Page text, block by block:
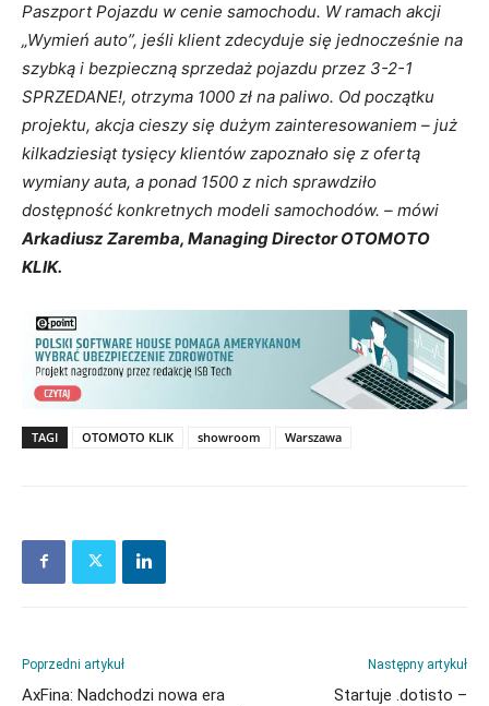
Paszport Pojazdu w cenie samochodu. W ramach akcji
„Wymień auto”, jeśli klient zdecyduje się jednocześnie na
szybką i bezpieczną sprzedaż pojazdu przez 3-2-1
SPRZEDANE!, otrzyma 1000 zł na paliwo. Od początku
projektu, akcja cieszy się dużym zainteresowaniem – już
kilkadziesiąt tysięcy klientów zapoznało się z ofertą
wymiany auta, a ponad 1500 z nich sprawdziło
dostępność konkretnych modeli samochodów. – mówi
Arkadiusz Zaremba, Managing Director OTOMOTO
KLIK.
TAGI OTOMOTO KLIK showroom Warszawa
Poprzedni artykuł
AxFina: Nadchodzi nowa era
Następny artykuł
Startuje .dotisto –